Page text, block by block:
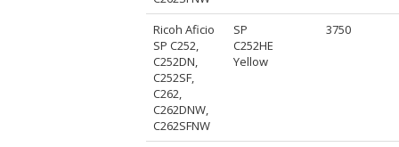
Ricoh Aficio
SP C252,
C252DN,
C252SF,
C262,
C262DNW,
C262SFNW
SP
C252HE
Yellow
3750